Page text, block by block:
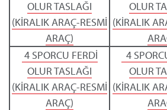
OLUR TASLAĞI
(KİRALIK ARAÇ-RESMİ
ARAÇ)
OLUR
(KİRALIK
4 SPORCU FERDİ
OLUR TASLAĞI
(KİRALIK ARAÇ-RESMİ
ARAÇ)
4
OLUR
(KİRALIK